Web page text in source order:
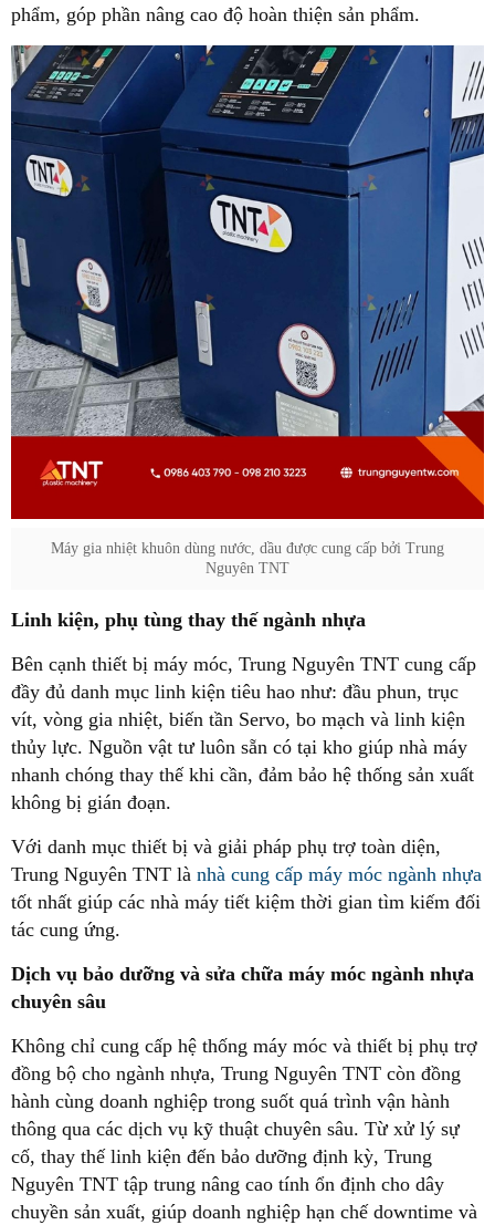
phẩm, góp phần nâng cao độ hoàn thiện sản phẩm.
Máy gia nhiệt khuôn dùng nước, dầu được cung cấp bởi Trung
Nguyên TNT
Linh kiện, phụ tùng thay thế ngành nhựa
Bên cạnh thiết bị máy móc, Trung Nguyên TNT cung cấp
đầy đủ danh mục linh kiện tiêu hao như: đầu phun, trục
vít, vòng gia nhiệt, biến tần Servo, bo mạch và linh kiện
thủy lực. Nguồn vật tư luôn sẵn có tại kho giúp nhà máy
nhanh chóng thay thế khi cần, đảm bảo hệ thống sản xuất
không bị gián đoạn.
Với danh mục thiết bị và giải pháp phụ trợ toàn diện,
Trung Nguyên TNT là nhà cung cấp máy móc ngành nhựa
tốt nhất giúp các nhà máy tiết kiệm thời gian tìm kiếm đối
tác cung ứng.
Dịch vụ bảo dưỡng và sửa chữa máy móc ngành nhựa
chuyên sâu
Không chỉ cung cấp hệ thống máy móc và thiết bị phụ trợ
đồng bộ cho ngành nhựa, Trung Nguyên TNT còn đồng
hành cùng doanh nghiệp trong suốt quá trình vận hành
thông qua các dịch vụ kỹ thuật chuyên sâu. Từ xử lý sự
cố, thay thế linh kiện đến bảo dưỡng định kỳ, Trung
Nguyên TNT tập trung nâng cao tính ổn định cho dây
chuyền sản xuất, giúp doanh nghiệp hạn chế downtime và